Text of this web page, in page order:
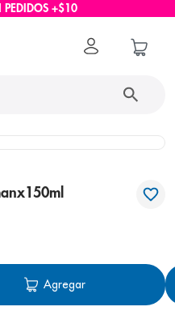
PEDIDOS +$10
Agregar